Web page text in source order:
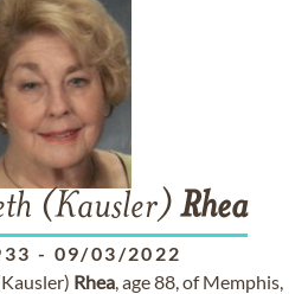
(Kausler) Rhea
- 09/03/2022
Rhea, age 88, of Memphis,